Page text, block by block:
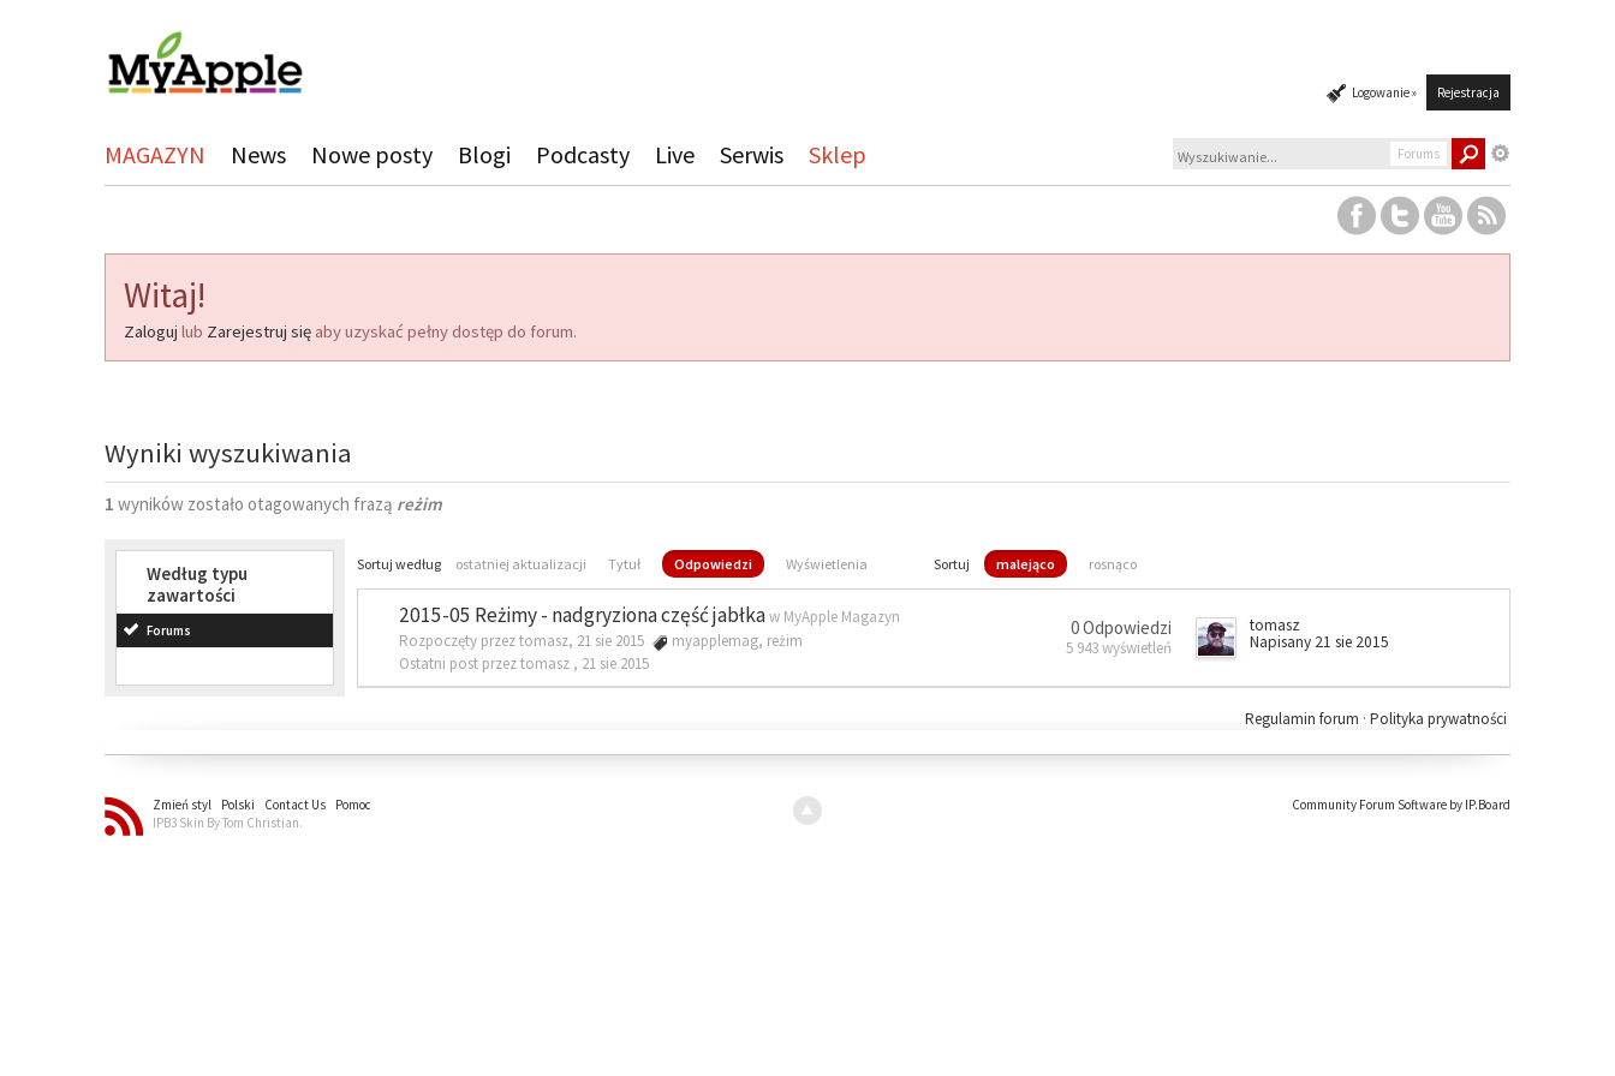
Logowanie » Rejestracja
MAGAZYN News Nowe posty Blogi Podcasty Live Serwis Sklep Forums
Witaj!
Zaloguj lub Zarejestruj się aby uzyskać pełny dostęp do forum.
Wyniki wyszukiwania
1 wyników zostało otagowanych frazą reżim
Według typu
zawartości
Forums
Sortuj według ostatniej aktualizacji Tytuł Odpowiedzi Wyświetlenia Sortuj malejąco rosnąco
2015-05 Reżimy - nadgryziona część jabłkaw MyApple Magazyn
Rozpoczęty przez tomasz, 21 sie 2015
myapplemag, reżim
Ostatni post przez tomasz , 21 sie 2015
0 Odpowiedzi
5 943 wyświetleń
tomasz
Napisany 21 sie 2015
Polityka prywatności
Regulamin forum ·
Zmień styl Polski Contact Us
Pomoc
IPB3 Skin By Tom Christian.
Community Forum Software by IP.Board